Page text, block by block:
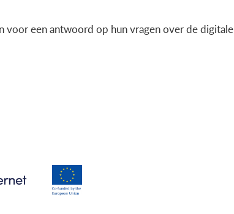
een antwoord op hun vragen over de digitale